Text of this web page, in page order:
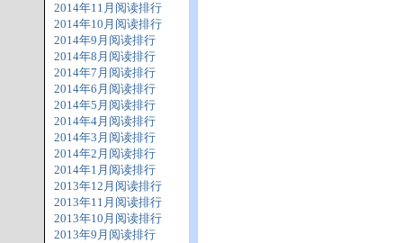
2014年11月阅读排行
2014年10月阅读排行
2014年9月阅读排行
2014年8月阅读排行
2014年7月阅读排行
2014年6月阅读排行
2014年5月阅读排行
2014年4月阅读排行
2014年3月阅读排行
2014年2月阅读排行
2014年1月阅读排行
2013年12月阅读排行
2013年11月阅读排行
2013年10月阅读排行
2013年9月阅读排行